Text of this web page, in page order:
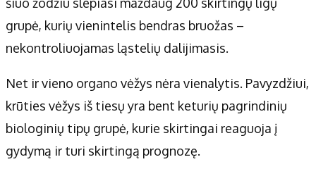
grupė, kurių vienintelis bendras bruožas –
nekontroliuojamas ląstelių dalijimasis.
Net ir vieno organo vėžys nėra vienalytis. Pavyzdžiui,
krūties vėžys iš tiesų yra bent keturių pagrindinių
biologinių tipų grupė, kurie skirtingai reaguoja į
gydymą ir turi skirtingą prognozę.